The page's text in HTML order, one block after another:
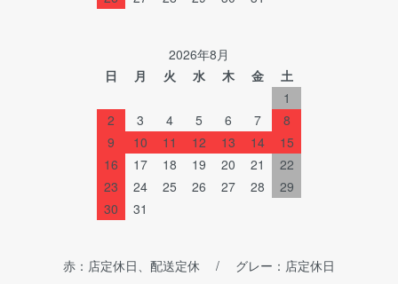
2026年8月
日
月 火 水 木 金
土
1
2
3 4 5 6 7
8
9
10 11 12 13 14
15
16
17 18 19 20 21
22
23
24 25 26 27 28
29
30
31
赤：店定休日、配送定休 / グレー：店定休日